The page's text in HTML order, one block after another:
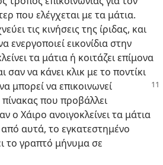
που ελέγχεται με τα μάτια.
τις κινήσεις της ίριδας, και
ενεργοποιεί εικονίδια στην
τα μάτια ή κοιτάζει επίμονα
σαν να κάνει κλικ με το ποντίκι
μπορεί να επικοινωνεί
που προβάλλει
ο Χάιρο ανοιγοκλείνει τα μάτια
αυτά, το εγκατεστημένο
το γραπτό μήνυμα σε